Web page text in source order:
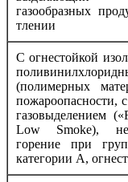
газообразных
тлении
С огнестойкой
(полимерных
пожароопасности,
газовыделением
Low Smoke), не
горение при
категории А,